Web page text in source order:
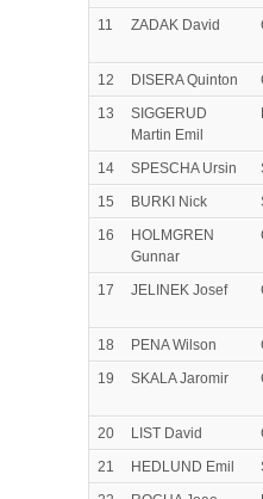
11 ZADAK David
12 DISERA Quinton
13
SIGGERUD
Martin Emil
14 SPESCHA Ursin
15
BURKI Nick
16
HOLMGREN
Gunnar
17 JELINEK Josef
18 PENA Wilson
19
SKALA Jaromir
20 LIST David
21
HEDLUND Emil